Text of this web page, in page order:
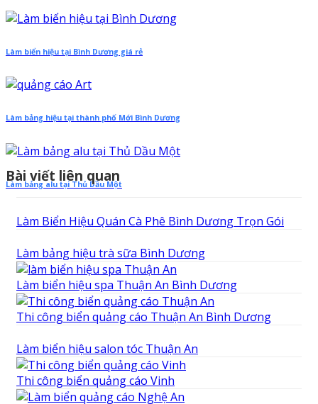
Làm biển hiệu tại Bình Dương giá rẻ
Làm bảng hiệu tại thành phố Mới Bình Dương
Làm bảng alu tại Thủ Dầu Một
Bài viết liên quan
Làm Biển Hiệu Quán Cà Phê Bình Dương Trọn Gói
Làm bảng hiệu trà sữa Bình Dương
Làm biển hiệu spa Thuận An Bình Dương
Thi công biển quảng cáo Thuận An Bình Dương
Làm biển hiệu salon tóc Thuận An
Thi công biển quảng cáo Vinh